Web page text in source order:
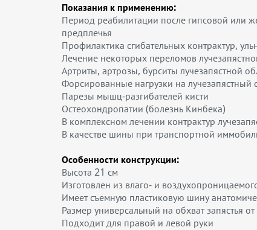
Показания к применению:
Период реабилитации после гипсовой или
предплечья
Профилактика сгибательных контрактур,
Лечение некоторых переломов
Артриты, артрозы, бурситы лучезапястной
Форсированные нагрузки на лучезапястный
Парезы мышц-разгибателей кисти
Остеохондропатии (болезнь Кинбека)
В комплексном лечении контрактур
В качестве шины при транспортной
Особенности конструкции:
Высота 21 см
Изготовлен из влаго- и
Имеет съемную пластиковую шину
Размер универсальный на обхват запястья
Подходит для правой и левой руки